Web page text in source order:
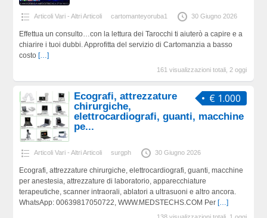
Articoli Vari - Altri Articoli cartomanteyoruba1 30 Giugno 2026
Effettua un consulto…con la lettura dei Tarocchi ti aiuterò a capire e a
chiarire i tuoi dubbi. Approfitta del servizio di Cartomanzia a basso
costo […]
161 visualizzazioni totali, 2 oggi
€ 1.000
Ecografi, attrezzature
chirurgiche,
elettrocardiografi, guanti, macchine
pe...
Articoli Vari - Altri Articoli surgph 30 Giugno 2026
Ecografi, attrezzature chirurgiche, elettrocardiografi, guanti, macchine
per anestesia, attrezzature di laboratorio, apparecchiature
terapeutiche, scanner intraorali, ablatori a ultrasuoni e altro ancora.
WhatsApp: 00639817050722, WWW.MEDSTECHS.COM Per […]